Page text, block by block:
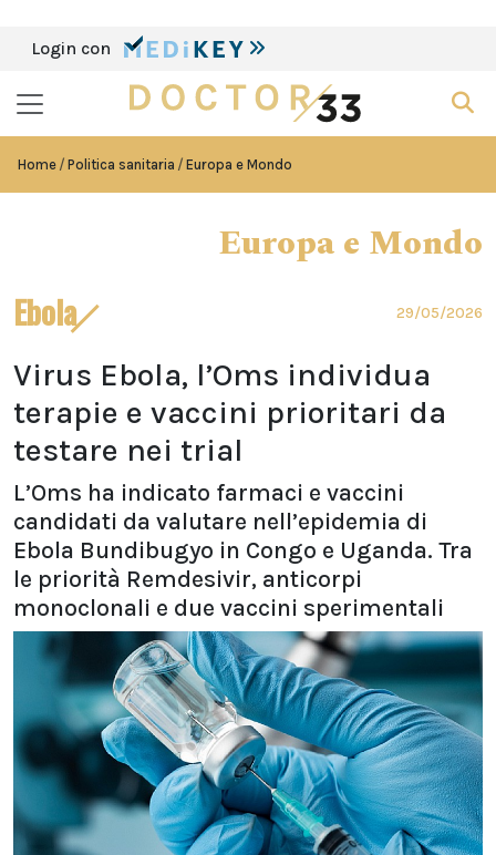
Login con
Home Politica sanitaria Europa e Mondo
Europa e Mondo
Ebola 29/05/2026
Virus Ebola, l’Oms individua
terapie e vaccini prioritari da
testare nei trial
L’Oms ha indicato farmaci e vaccini
candidati da valutare nell’epidemia di
Ebola Bundibugyo in Congo e Uganda. Tra
le priorità Remdesivir, anticorpi
monoclonali e due vaccini sperimentali